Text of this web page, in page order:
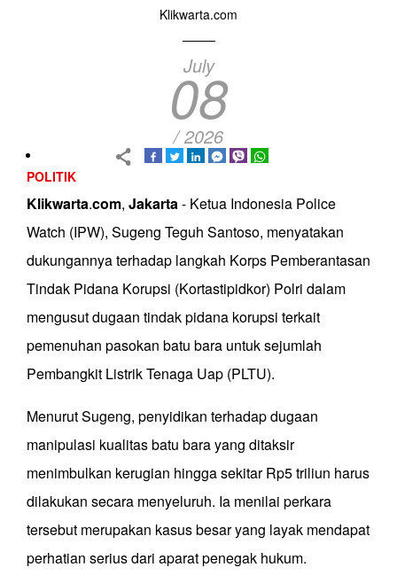
Klikwarta.com
July
08
/ 2026
POLITIK
Klikwarta.com, Jakarta- Ketua Indonesia Police
Watch (IPW), Sugeng Teguh Santoso, menyatakan
dukungannya terhadap langkah Korps Pemberantasan
Tindak Pidana Korupsi (Kortastipidkor) Polri dalam
mengusut dugaan tindak pidana korupsi terkait
pemenuhan pasokan batu bara untuk sejumlah
Pembangkit Listrik Tenaga Uap (PLTU).
Menurut Sugeng, penyidikan terhadap dugaan
manipulasi kualitas batu bara yang ditaksir
menimbulkan kerugian hingga sekitar Rp5 triliun harus
dilakukan secara menyeluruh. Ia menilai perkara
tersebut merupakan kasus besar yang layak mendapat
perhatian serius dari aparat penegak hukum.